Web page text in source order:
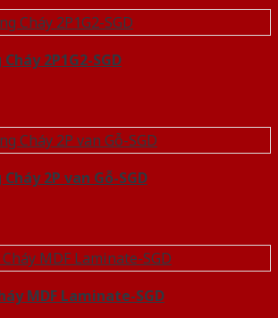
2P1G2-SGD
2P van Gỗ-SGD
MDF Laminate-SGD